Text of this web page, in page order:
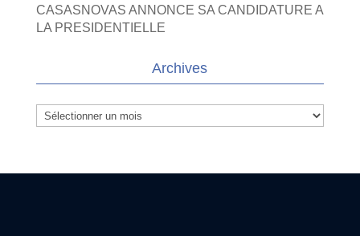
CASASNOVAS ANNONCE SA CANDIDATURE A
LA PRESIDENTIELLE
Archives
Archives